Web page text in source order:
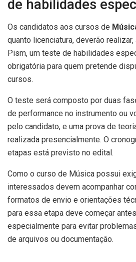
de habilidades
Os candidatos aos cursos de
quanto licenciatura, deverão
Pism, um teste de habilidades
obrigatória para quem pretende
cursos.
O teste será composto por duas
de performance no instrumento ou
pelo candidato, e uma prova de
realizada presencialmente. O
etapas está previsto no edital.
Como o curso de Música possui
interessados devem acompanhar
formatos de envio e orientações
para essa etapa deve começar
especialmente para evitar
de arquivos ou documentação.